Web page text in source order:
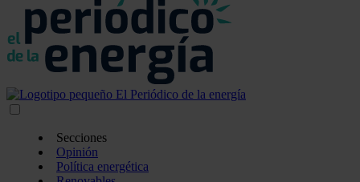
Secciones
Opinión
Política energética